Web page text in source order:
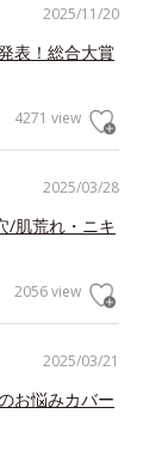
2025/11/20
表！総合大賞
4271 view
2025/03/28
/肌荒れ・ニキ
2056 view
2025/03/21
お悩みカバー